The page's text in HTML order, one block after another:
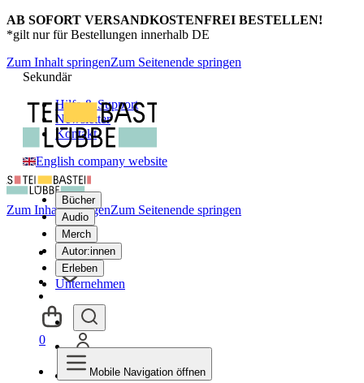
AB SOFORT VERSANDKOSTENFREI BESTELLEN!
*gilt nur für Bestellungen innerhalb DE
Zum Inhalt springenZum Seitenende springen
Sekundär
Hilfe & Support
Newsletter
Kontakt
English company website
Bücher
Audio
Merch
Autor:innen
Erleben
Unternehmen
Zum Inhalt springenZum Seitenende springen
0
Mobile Navigation öffnen